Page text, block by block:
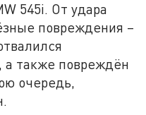
545i. От удара
повреждения –
также повреждён
очередь,